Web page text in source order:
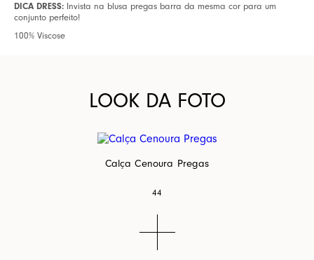
DICA DRESS: Invista na blusa pregas barra da mesma cor para um
conjunto perfeito!
100% Viscose
LOOK DA FOTO
Calça Cenoura Pregas
44